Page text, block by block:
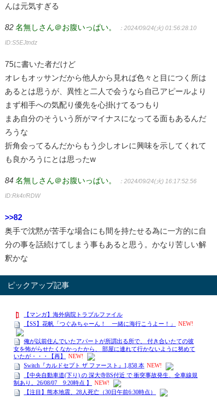
んは元気すぎる
82 名無しさん＠お腹いっぱい。 ：2024/09/24(火) 01:56:28.10
ID:S5EJtndz
75に書いた者だけど
オレもオッサンだから他人から見れば色々と目につく所は
あるとは思うが、異性と二人で会うなら自己アピールより
まず相手への気配り優先を心掛けてるつもり
まあ自分のそういう所がマイナスになってる面もあるんだ
ろうな
折角会ってるんだからもう少しオレに興味を示してくれて
も良かろうにとは思ったw
84 名無しさん＠お腹いっぱい。 ：2024/09/24(火) 16:17:52.56
ID:Rk4r/RDW
>>82
奥手で沈黙が苦手な場合にも間を持たせる為に一方的に自
分の事を話続けてしまう事もあると思う。かなり苦しい解
釈かな
ピックアップ記事